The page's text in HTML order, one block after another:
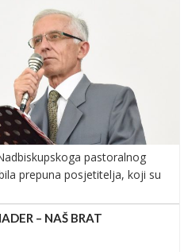
pastoralnog
prepuna posjetitelja, koji su
– NAŠ BRAT